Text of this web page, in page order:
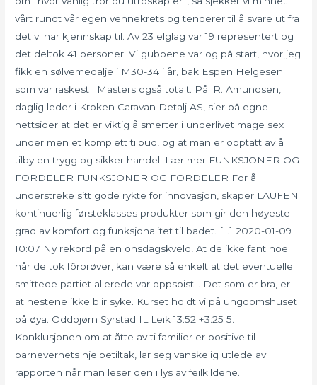
vårt rundt vår egen vennekrets og tenderer til å svare ut fra
det vi har kjennskap til. Av 23 elglag var 19 representert og
det deltok 41 personer. Vi gubbene var og på start, hvor jeg
fikk en sølvemedalje i M30-34 i år, bak Espen Helgesen
som var raskest i Masters også totalt. Pål R. Amundsen,
daglig leder i Kroken Caravan Detalj AS, sier på egne
nettsider at det er viktig å smerter i underlivet mage sex
under men et komplett tilbud, og at man er opptatt av å
tilby en trygg og sikker handel. Lær mer FUNKSJONER OG
FORDELER FUNKSJONER OG FORDELER For å
understreke sitt gode rykte for innovasjon, skaper LAUFEN
kontinuerlig førsteklasses produkter som gir den høyeste
grad av komfort og funksjonalitet til badet. […] 2020-01-09
10:07 Ny rekord på en onsdagskveld! At de ikke fant noe
når de tok fôrprøver, kan være så enkelt at det eventuelle
smittede partiet allerede var oppspist… Det som er bra, er
at hestene ikke blir syke. Kurset holdt vi på ungdomshuset
på øya. Oddbjørn Syrstad IL Leik 13:52 +3:25 5.
Konklusjonen om at åtte av ti familier er positive til
barnevernets hjelpetiltak, lar seg vanskelig utlede av
rapporten når man leser den i lys av feilkildene.